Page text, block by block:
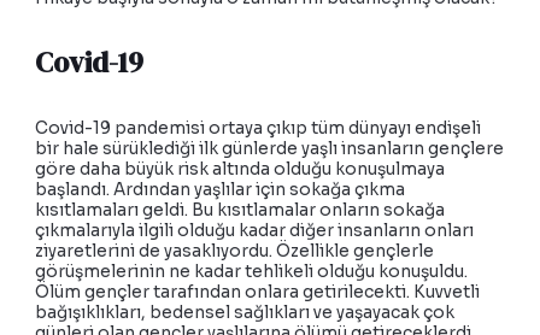
Covid-19
Covid-19 pandemisi ortaya çıkıp tüm dünyayı endişeli
bir hale sürüklediği ilk günlerde yaşlı insanların gençlere
göre daha büyük risk altında olduğu konuşulmaya
başlandı. Ardından yaşlılar için sokağa çıkma
kısıtlamaları geldi. Bu kısıtlamalar onların sokağa
çıkmalarıyla ilgili olduğu kadar diğer insanların onları
ziyaretlerini de yasaklıyordu. Özellikle gençlerle
görüşmelerinin ne kadar tehlikeli olduğu konuşuldu.
Ölüm gençler tarafından onlara getirilecekti. Kuvvetli
bağışıklıkları, bedensel sağlıkları ve yaşayacak çok